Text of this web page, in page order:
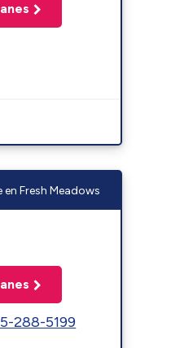
Fresh Meadows
288-5199